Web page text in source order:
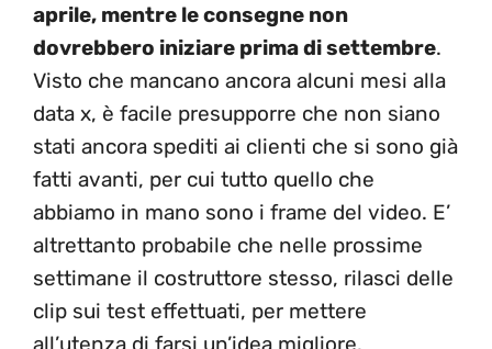
aprile, mentre le consegne non
dovrebbero iniziare prima di settembre.
Visto che mancano ancora alcuni mesi alla
data x, è facile presupporre che non siano
stati ancora spediti ai clienti che si sono già
fatti avanti, per cui tutto quello che
abbiamo in mano sono i frame del video. E’
altrettanto probabile che nelle prossime
settimane il costruttore stesso, rilasci delle
clip sui test effettuati, per mettere
all’utenza di farsi un’idea migliore.